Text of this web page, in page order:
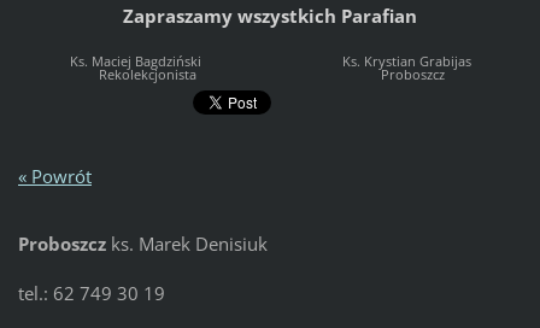
Zapraszamy wszystkich Parafian
Ks. Maciej Bagdziński Ks. Krystian Grabijas
Rekolekcjonista Proboszcz
« Powrót
Proboszcz ks. Marek Denisiuk
tel.: 62 749 30 19